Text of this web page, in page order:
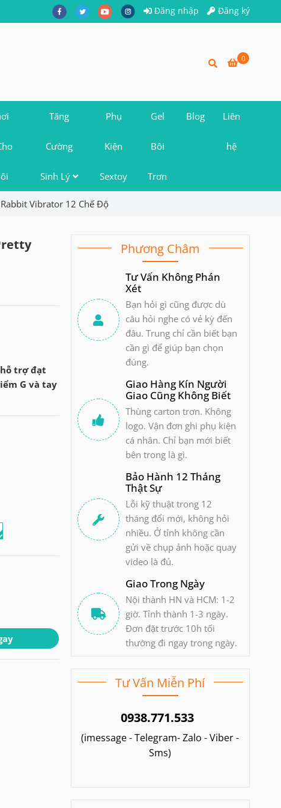
Đăng nhập Đăng ký
0
Tăng
Cường
Sinh Lý
Phụ
Kiện
Sextoy
Gel
Bôi
Trơn
Blog Liên
hệ
Vibrator 12 Chế Độ
trợ đạt
G và tay
Phương Châm
Tư Vấn Không Phán
Xét
Bạn hỏi gì cũng được dù
câu hỏi nghe có vẻ kỳ đến
đâu. Trung chỉ cần biết bạn
cần gì để giúp bạn chọn
đúng.
Giao Hàng Kín Người
Giao Cũng Không Biết
Thùng carton trơn. Không
logo. Vận đơn ghi phụ kiện
cá nhân. Chỉ bạn mới biết
bên trong là gì.
Bảo Hành 12 Tháng
Thật Sự
Lỗi kỹ thuật trong 12
tháng đổi mới, không hỏi
nhiều. Ở tỉnh không cần
gửi về chụp ảnh hoặc quay
video là đủ.
Giao Trong Ngày
Nội thành HN và HCM: 1-2
giờ. Tỉnh thành 1-3 ngày.
Đơn đặt trước 10h tối
thường đi ngay trong ngày.
Tư Vấn Miễn Phí
0938.771.533
(imessage - Telegram- Zalo - Viber -
Sms)